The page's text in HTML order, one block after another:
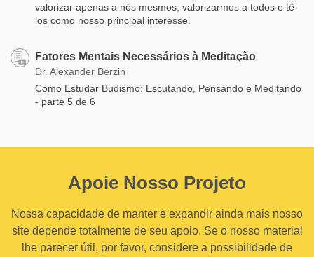
valorizar apenas a nós mesmos, valorizarmos a todos e tê-
los como nosso principal interesse.
Fatores Mentais Necessários à Meditação
Dr. Alexander Berzin
Como Estudar Budismo: Escutando, Pensando e Meditando
- parte 5 de 6
Apoie Nosso Projeto
Nossa capacidade de manter e expandir ainda mais nosso
site depende totalmente de seu apoio. Se o nosso material
lhe parecer útil, por favor, considere a possibilidade de